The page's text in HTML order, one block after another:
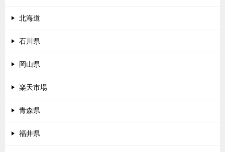
北海道
石川県
岡山県
楽天市場
青森県
福井県